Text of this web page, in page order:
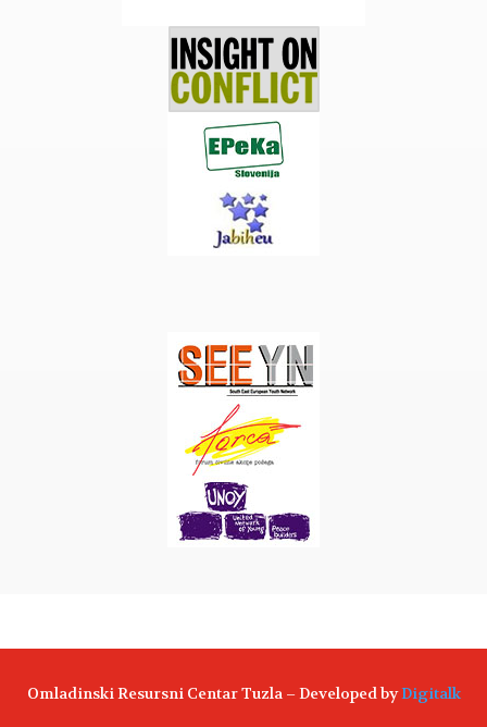
Omladinski Resursni Centar Tuzla – Developed byDigitalk